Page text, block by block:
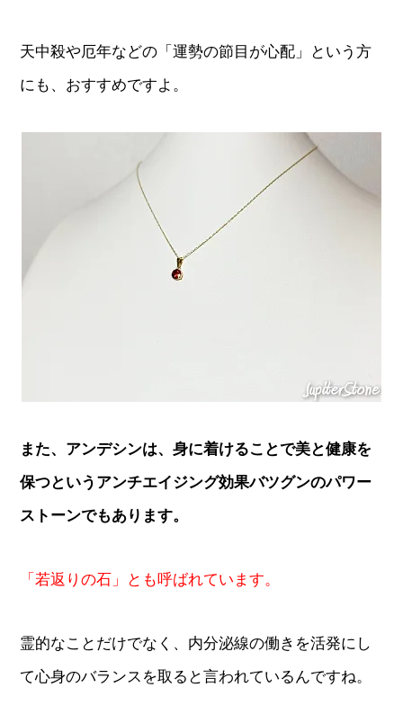
天中殺や厄年などの「運勢の節目が心配」という方
にも、おすすめですよ。
また、アンデシンは、身に着けることで美と健康を
保つというアンチエイジング効果バツグンのパワー
ストーンでもあります。
「若返りの石」とも呼ばれています。
霊的なことだけでなく、内分泌線の働きを活発にし
て心身のバランスを取ると言われているんですね。